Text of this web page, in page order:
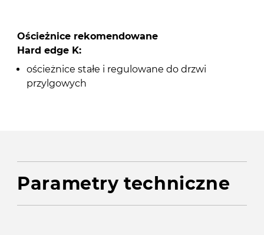
Ościeżnice rekomendowane
Hard edge K:
ościeżnice stałe i regulowane do drzwi
przylgowych
Parametry techniczne